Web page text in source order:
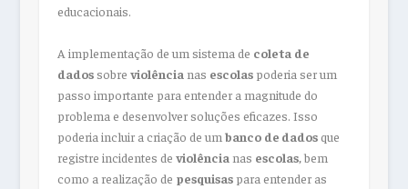
educacionais.
A implementação de um sistema de coleta de
dadossobre violência nas escolaspoderia ser um
passo importante para entender a magnitude do
problema e desenvolver soluções eficazes. Isso
poderia incluir a criação de um banco de dadosque
registre incidentes de violência nas escolas, bem
como a realização de pesquisaspara entender as